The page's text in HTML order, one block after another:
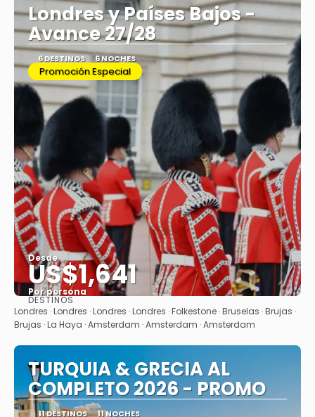
Londres y Países Bajos -
Avance 27/28
6 DESTINOS 6 NOCHES
Promoción Especial
Desde
US$1,641
Por persona
Ver
DESTINOS
Londres · Londres · Londres · Londres · Folkestone · Bruselas · Brujas ·
Brujas · La Haya · Amsterdam · Amsterdam · Amsterdam
TURQUIA & GRECIA AL
COMPLETO 2026 - PROMO
11 DESTINOS 11 NOCHES